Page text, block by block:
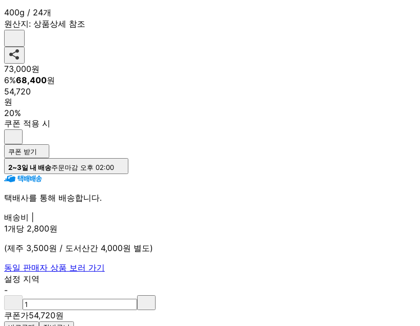
400g / 24개
원산지: 상품상세 참조
73,000원
6%68,400원
54,720
원
20%
쿠폰 적용 시
쿠폰 받기
2~3일 내 배송주문마감 오후 02:00
택배사를 통해 배송합니다.
배송비 |
1개당 2,800원
(제주 3,500원 / 도서산간 4,000원 별도)
동일 판매자 상품 보러 가기
설정 지역
-
쿠폰가54,720원